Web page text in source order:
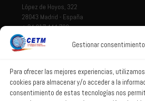
Gestionar consentimiento
Para ofrecer las mejores experiencias,
cookies para almacenar y/o acceder a la
consentimiento de estas tecnologías nos
López de Hoyos, 322
28043 Madrid - España
+ 34 917 444 700
Aviso legal
Política de privacidad
Política de Sistema Interno de Información